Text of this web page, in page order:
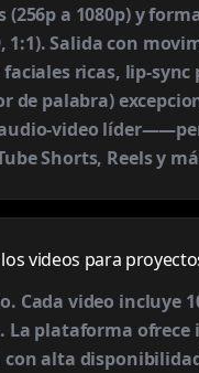
(256p a 1080p) y
1:1). Salida con
ricas, lip-sync
de palabra)
video
Shorts, Reels y
videos para
Cada video incluye
La plataforma
alta